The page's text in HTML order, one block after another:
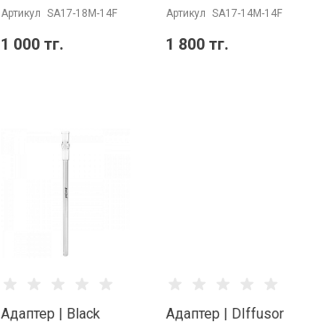
Артикул SA17-18M-14F
1 000 тг.
Артикул SA17-14M-14F
1 800 тг.
Адаптер | Black
Адаптер | DIffusor